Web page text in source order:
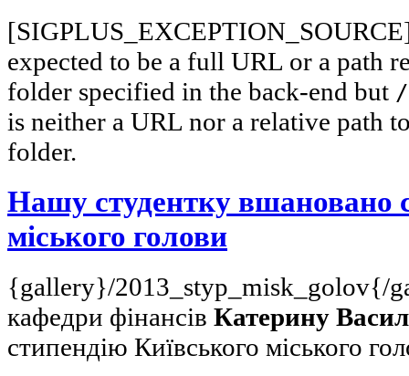
expected to be a full URL or a path
folder specified in the back-end but /
is neither a URL nor a relative path
folder.
Нашу студентку вшановано
міського голови
{gallery}/2013_styp_misk_golov{/
кафедри фінансів Катерину
стипендію Київського міського